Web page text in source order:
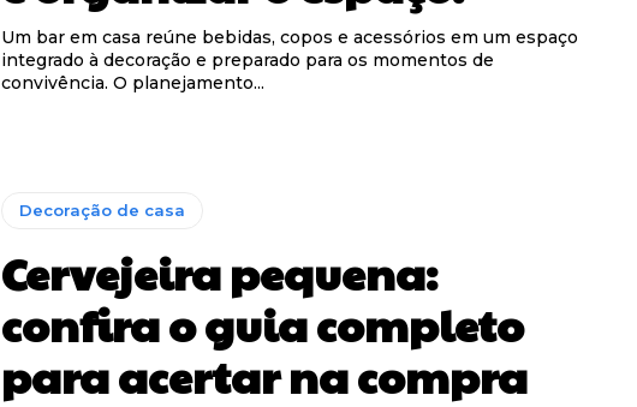
Um bar em casa reúne bebidas, copos e acessórios em um espaço
integrado à decoração e preparado para os momentos de
convivência. O planejamento...
Decoração de casa
Cervejeira pequena:
confira o guia completo
para acertar na compra